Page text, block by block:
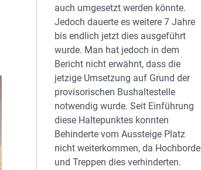
auch umgesetzt werden könnte.
Jedoch dauerte es weitere 7 Jahre
bis endlich jetzt dies ausgeführt
wurde. Man hat jedoch in dem
Bericht nicht erwähnt, dass die
jetzige Umsetzung auf Grund der
provisorischen Bushaltestelle
notwendig wurde. Seit Einführung
diese Haltepunktes konnten
Behinderte vom Aussteige Platz
nicht weiterkommen, da Hochborde
und Treppen dies verhinderten.